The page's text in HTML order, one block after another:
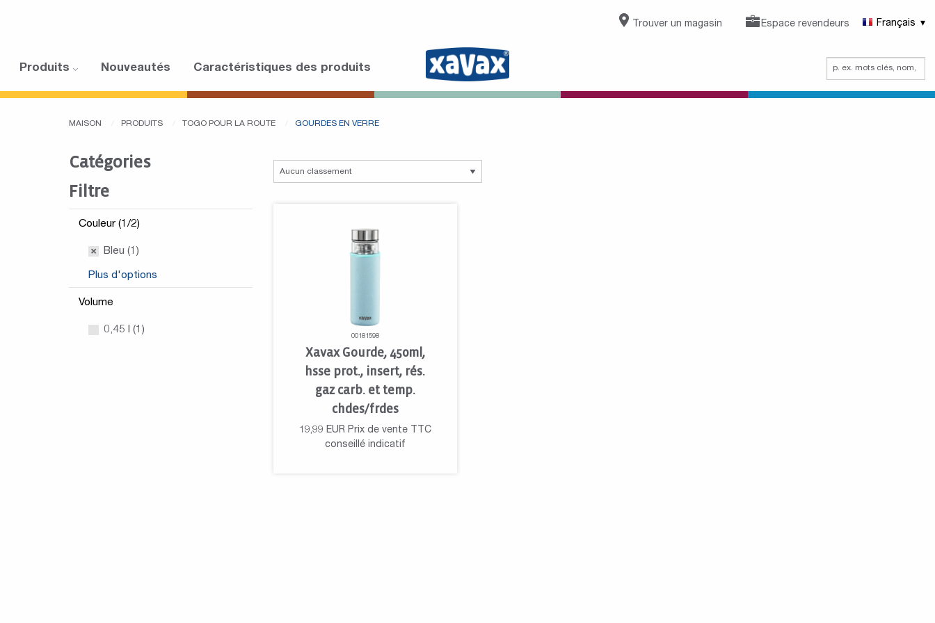
Trouver un magasin Espace revendeurs Français
Produits Nouveautés Caractéristiques des produits
MAISON PRODUITS TOGO POUR LA ROUTE GOURDES EN VERRE
Catégories
Filtre
Couleur (1/2)
Bleu (1)
Plus d'options
Volume
0,45 l (1)
00181598
Xavax Gourde, 450ml,
hsse prot., insert, rés.
gaz carb. et temp.
chdes/frdes
19,99 EUR Prix de vente TTC
conseillé indicatif